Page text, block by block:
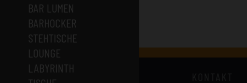
BAR LUMEN
BARHOCKER
STEHTISCHE
LOUNGE
LABYRINTH